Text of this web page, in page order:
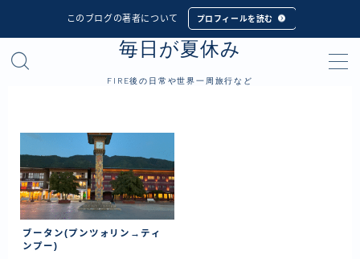
このブログの著者について プロフィールを読む
毎日が夏休み
FIRE後の日常や世界一周旅行など
MENU
世界一周旅行
フィリピン
インドネシア
シンガポール
ブータン(プンツォリン→ティ
ンプー)